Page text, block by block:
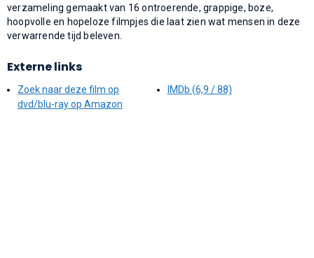
verzameling gemaakt van 16 ontroerende, grappige, boze,
hoopvolle en hopeloze filmpjes die laat zien wat mensen in deze
verwarrende tijd beleven.
Externe links
Zoek naar deze film op
dvd/blu-ray op Amazon
IMDb (6,9 / 88)